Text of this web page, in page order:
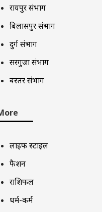
रायपुर संभाग
बिलासपुर संभाग
दुर्ग संभाग
सरगुजा संभाग
बस्तर संभाग
लाइफ स्टाइल
फैशन
राशिफल
धर्म-कर्म